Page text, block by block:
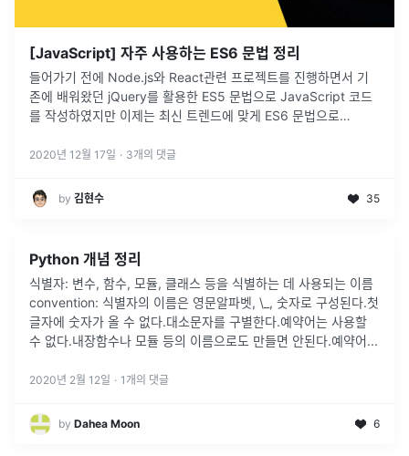
[JavaScript] 자주 사용하는 ES6 문법 정리
들어가기 전에 Node.js와 React관련 프로젝트를 진행하면서 기
존에 배워왔던 jQuery를 활용한 ES5 문법으로 JavaScript 코드
를 작성하였지만 이제는 최신 트렌드에 맞게 ES6 문법으로
니...
2020년 12월 17일 · 3개의 댓글
by 김현수 35
Python 개념 정리
식별자: 변수, 함수, 모듈, 클래스 등을 식별하는 데 사용되는 이름
convention: 식별자의 이름은 영문알파벳, \_, 숫자로 구성된다.첫
글자에 숫자가 올 수 없다.대소문자를 구별한다.예약어는 사용할
수 없다.내장함수나 모듈 등의 이름으로도 만들면 안된다.예약어...
2020년 2월 12일 · 1 개의 댓글
by Dahea Moon 6